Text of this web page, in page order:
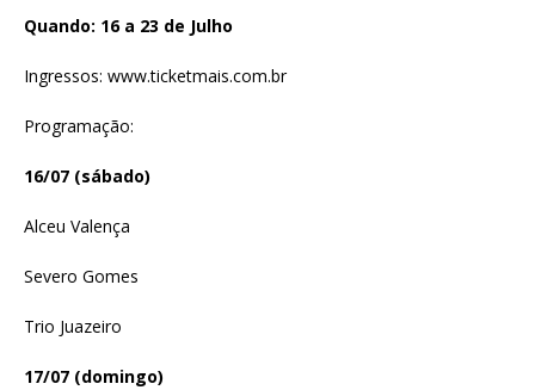
Quando: 16 a 23 de Julho
Ingressos: www.ticketmais.com.br
Programação:
16/07 (sábado)
Alceu Valença
Severo Gomes
Trio Juazeiro
17/07 (domingo)